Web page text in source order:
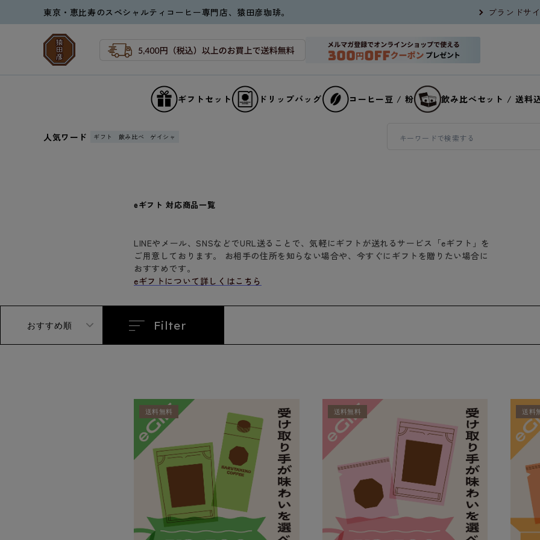
Skip to
content東京・恵比寿のスペシャルティコーヒー専門店、猿田彦珈琲。 ブランドサ
ギフトセット ドリップバッグ コーヒー豆 / 粉 飲み比べセット / 送料
人気ワード ギフト 飲み比べ ゲイシャ
C
e
c
t
i
o
eギフト 対応商品一覧
LINEやメール、SNSなどでURL送ることで、気軽にギフトが送れるサービス「eギフト」を
ご用意しております。 お相手の住所を知らない場合や、今すぐにギフトを贈りたい場合に
おすすめです。
eギフトについて詳しくはこちら
おすすめ順 Filter
送料無料 送料無料 送料